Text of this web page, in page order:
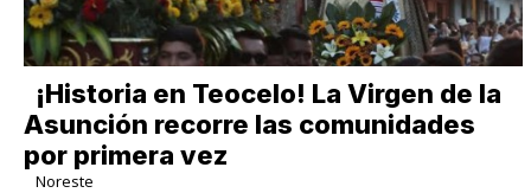
​¡Historia en Teocelo! La Virgen de la
Asunción recorre las comunidades
por primera vez
Noreste